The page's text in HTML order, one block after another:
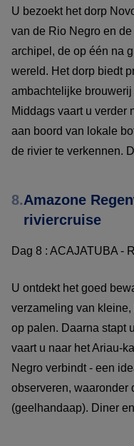
U bezoekt het dorp
van de Rio Negro en
archipel, de op één na
wereld. Het dorp biedt
ambachtelijke brouwerij
Middags vaart u verder
aan boord van lokale
de rivier te verkennen.
8.Amazone
riviercruise
Dag 8 : ACAJATUBA -
U ontdekt het goed
verzameling van
op palen. Daarna stapt
vaart u naar het Ariau-
Negro verbindt - een
observeren, waaronder
(geelhandaap). Diner